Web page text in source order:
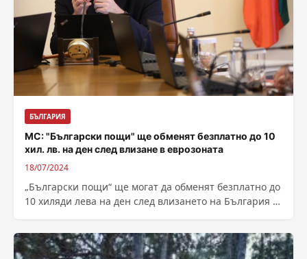
БЪЛГАРИЯ
МС: "Български пощи" ще обменят безплатно до 10
хил. лв. на ден след влизане в еврозоната
18/07/2024
„Български пощи“ ще могат да обменят безплатно до
10 хиляди лева на ден след влизането на България в